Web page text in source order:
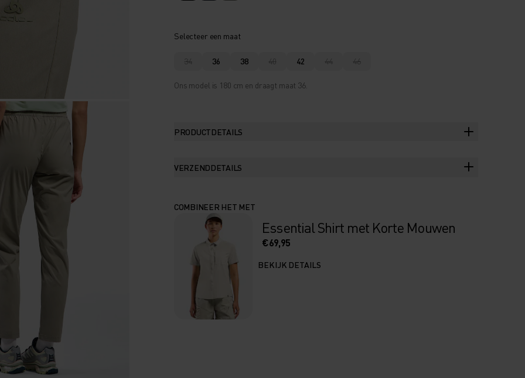
Selecteer een maat
34 36 38 40 42 44 46
Ons model is 180 cm en draagt maat 36.
PRODUCTDETAILS
VERZENDDETAILS
COMBINEER HET MET
Essential Shirt met Korte Mouwen
€69,95
BEKIJK DETAILS